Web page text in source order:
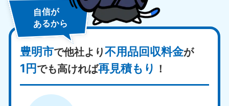
自信が
あるから
豊明市で他社より不用品回収料金が
1円でも高ければ再見積もり ！